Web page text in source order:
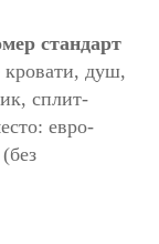
стандарт
кровати, душ,
сплит-
евро-